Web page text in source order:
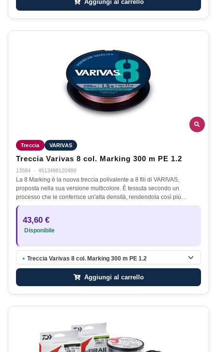
Aggiungi al carrello
Treccia VARIVAS
Treccia Varivas 8 col. Marking 300 m PE 1.2
13584 · 4513498120489
La 8 Marking è la nuova treccia polivalente a 8 fili di VARIVAS,
proposta nella sua versione multicolore. È tessuta secondo un
processo che le conferisce un'alta densità, rendendola così più…
43,60 €
Disponibile
● Treccia Varivas 8 col. Marking 300 m PE 1.2
Aggiungi al carrello